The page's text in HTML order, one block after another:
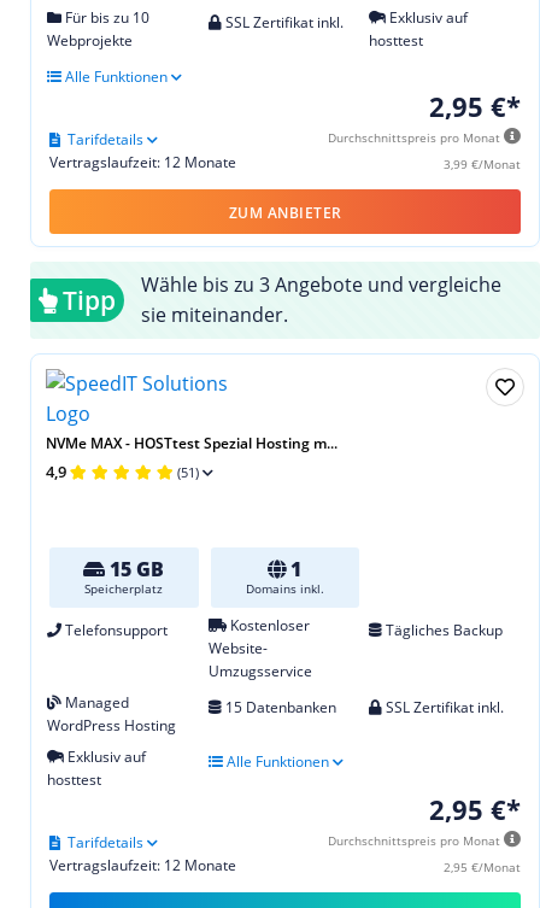
Für bis zu 10
Webprojekte
SSL Zertifikat inkl.
Exklusiv auf
hosttest
Alle Funktionen
2,95 €*
Durchschnittspreis pro Monat
3,99 €/Monat
Vertragslaufzeit: 12 Monate
Tarifdetails
ZUM ANBIETER
Tipp
Wähle bis zu 3 Angebote und vergleiche
sie miteinander.
NVMe MAX - HOSTtest Spezial Hosting m...
4,9 (51)
15 GB
Speicherplatz
1
Domains inkl.
Telefonsupport
Kostenloser
Website-
Umzugsservice
Tägliches Backup
Managed
WordPress Hosting
15 Datenbanken SSL Zertifikat inkl.
Exklusiv auf
hosttest
Alle Funktionen
2,95 €*
Durchschnittspreis pro Monat
2,95 €/Monat
Vertragslaufzeit: 12 Monate
Tarifdetails